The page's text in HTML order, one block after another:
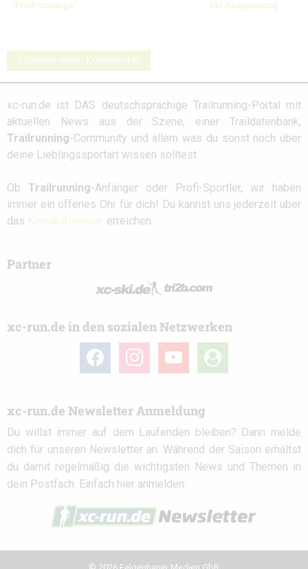
Trailrunnings“
für Anspannung
Schreibe einen Kommentar
xc-run.de ist DAS deutschsprachige Trailrunning-Portal mit
aktuellen News aus der Szene, einer Traildatenbank,
Trailrunning-Community und allem was du sonst noch über
deine Lieblingssportart wissen solltest.
Ob Trailrunning-Anfänger oder Profi-Sportler, wir haben
immer ein offenes Ohr für dich! Du kannst uns jederzeit über
das Kontaktformular erreichen.
Partner
xc-run.de in den sozialen Netzwerken
facebook instagramyoutube
user-
circle
xc-run.de Newsletter Anmeldung
Du willst immer auf dem Laufenden bleiben? Dann melde
dich für unseren Newsletter an. Während der Saison erhältst
du damit regelmäßig die wichtigsten News und Themen in
dein Postfach. Einfach hier anmelden: